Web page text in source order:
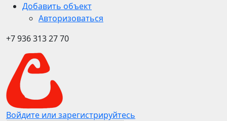
Добавить объект
Авторизоваться
+7 936 313 27 70
Войдите или зарегистрируйтесь